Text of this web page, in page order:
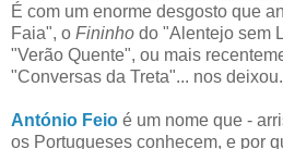
É com um enorme desgosto que
Faia", o Fininho do "Alentejo sem
"Verão Quente", ou mais
"Conversas da Treta"... nos deixou.
António Feio é um nome que -
os Portugueses conhecem, e por